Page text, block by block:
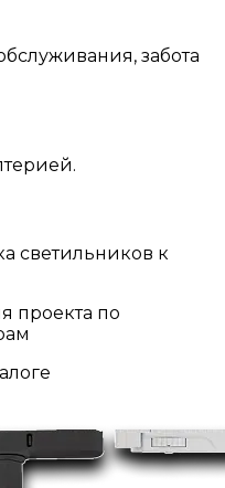
забота
светильников к
проекта по